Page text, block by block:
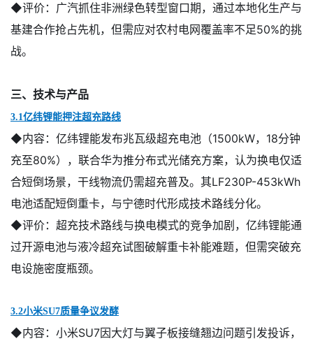
◆评价： 广汽抓住非洲绿色转型窗口期，通过本地化生产与
基建合作抢占先机，但需应对农村电网覆盖率不足50%的挑
战。
三、技术与产品
3.1亿纬锂能押注超充路线
◆内容： 亿纬锂能发布兆瓦级超充电池（1500kW，18分钟
充至80%），联合华为推分布式光储充方案，认为换电仅适
合短倒场景，干线物流仍需超充普及。其LF230P-453kWh
电池适配短倒重卡，与宁德时代形成技术路线分化。
◆评价： 超充技术路线与换电模式的竞争加剧，亿纬锂能通
过开源电池与液冷超充试图破解重卡补能难题，但需突破充
电设施密度瓶颈。
3.2小米SU7质量争议发酵
◆内容： 小米SU7因大灯与翼子板接缝翘边问题引发投诉，